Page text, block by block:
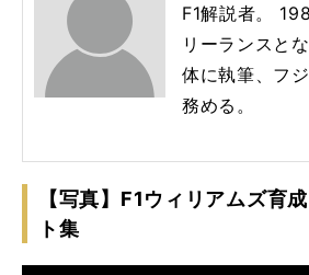
F1解説者。
リーランスと
体に執筆、フ
務める。
【写真】F1ウィリアムズ育
ト集